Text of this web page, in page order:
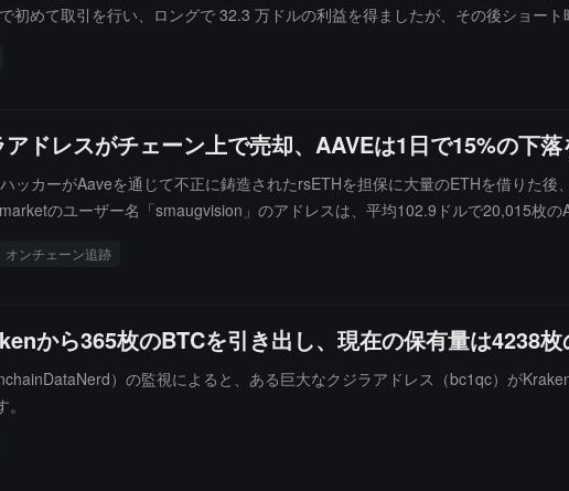
初めて取引を行い、ロングで 32.3 万ドルの利益を得ましたが、その後ショー
ドレスがチェーン上で売却、AAVEは1日で15%の下
ッカーがAaveを通じて不正に鋳造されたrsETHを担保に大量のETHを借りた
のユーザー名「smaugvision」のアドレスは、平均102.9ドルで20,015枚
オンチェーン追跡
から365枚のBTCを引き出し、現在の保有量は4238枚
）の監視によると、ある巨大なクジラアドレス（bc1qc）が